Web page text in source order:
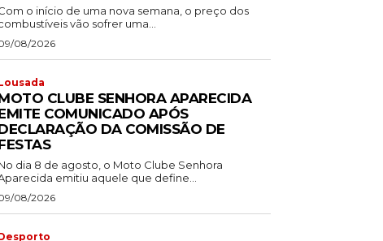
o início de uma nova semana, o preço dos
vão sofrer uma...
08/2026
CLUBE SENHORA APARECIDA
COMUNICADO APÓS
DA COMISSÃO DE
dia 8 de agosto, o Moto Clube Senhora
emitiu aquele que define...
08/2026